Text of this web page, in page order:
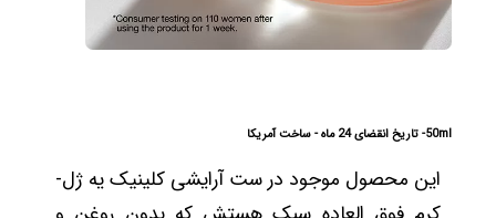
50ml- تاریخ انقضای 24 ماه - ساخت آمریکا
این محصول موجود در ست آرایشی کلینیک یه ژل-